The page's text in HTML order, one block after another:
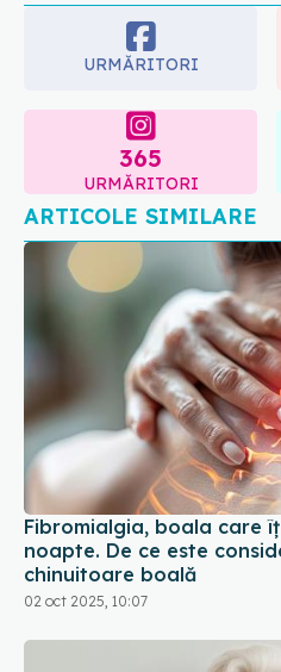
care
URMĂRITORI
365
URMĂRITORI
ARTICOLE SIMILARE
Fibromialgia, boala care
noapte. De ce este
chinuitoare boală
02 oct 2025, 10:07